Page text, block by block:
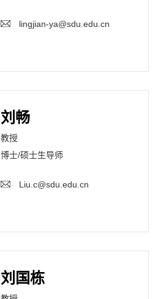
lingjian-ya@sdu.edu.cn
刘畅
教授
博士/硕士生导师
Liu.c@sdu.edu.cn
刘国栋